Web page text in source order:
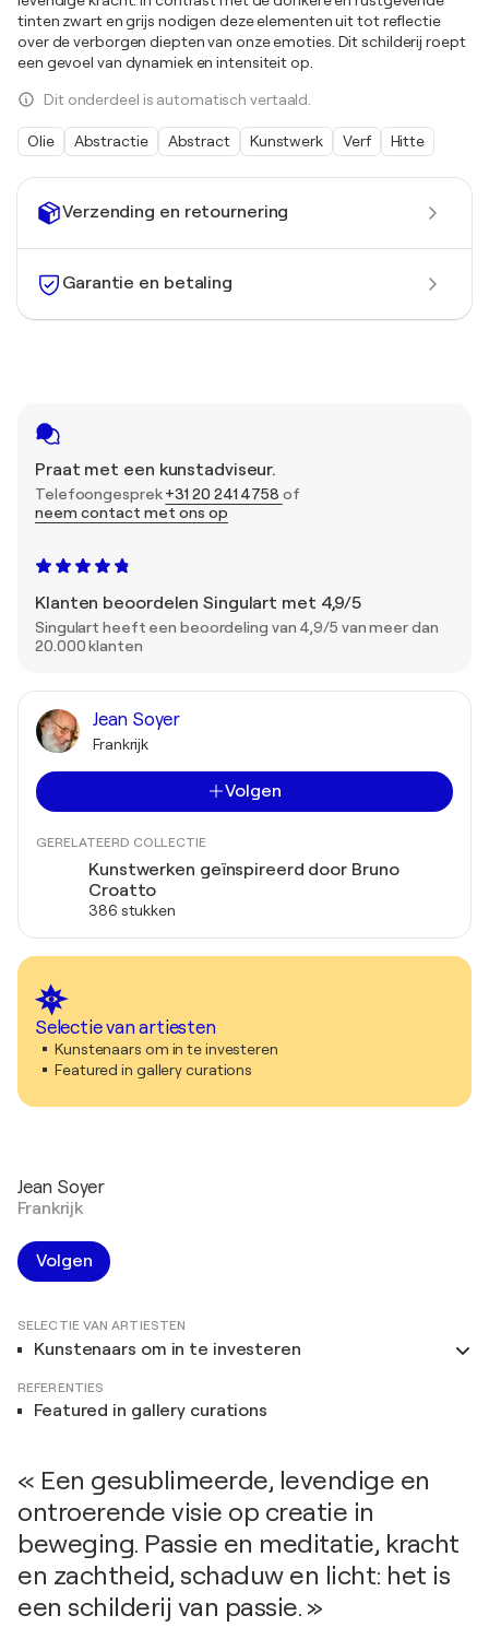
Verzending en retournering
Garantie en betaling
Praat met een kunstadviseur.
Telefoongesprek+31 20 241 4758 of
neem contact met ons op
Klanten beoordelen Singulart met 4,9/5
Singulart heeft een beoordeling van 4,9/5 van meer dan
20.000 klanten
Jean Soyer
Frankrijk
Volgen
GERELATEERD COLLECTIE
Kunstwerken geïnspireerd door Bruno
Croatto
386 stukken
Selectie van artiesten
Kunstenaars om in te investeren
Featured in gallery curations
tinten zwart en grijs nodigen deze elementen uit tot reflectie
over de verborgen diepten van onze emoties. Dit schilderij roept
een gevoel van dynamiek en intensiteit op.
Dit onderdeel is automatisch vertaald.
Olie Abstractie Abstract Kunstwerk Verf Hitte
Jean Soyer
Frankrijk
Volgen
SELECTIE VAN ARTIESTEN
Kunstenaars om in te investeren
REFERENTIES
Featured in gallery curations
« Een gesublimeerde, levendige en
ontroerende visie op creatie in
beweging. Passie en meditatie, kracht
en zachtheid, schaduw en licht: het is
een schilderij van passie. »